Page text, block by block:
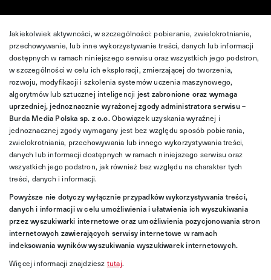
Jakiekolwiek aktywności, w szczególności: pobieranie, zwielokrotnianie,
przechowywanie, lub inne wykorzystywanie treści, danych lub informacji
dostępnych w ramach niniejszego serwisu oraz wszystkich jego podstron,
w szczególności w celu ich eksploracji, zmierzającej do tworzenia,
rozwoju, modyfikacji i szkolenia systemów uczenia maszynowego,
algorytmów lub sztucznej inteligencji jest zabronione oraz wymaga
uprzedniej, jednoznacznie wyrażonej zgody administratora serwisu –
Burda Media Polska sp. z o.o.Obowiązek uzyskania wyraźnej i
jednoznacznej zgody wymagany jest bez względu sposób pobierania,
zwielokrotniania, przechowywania lub innego wykorzystywania treści,
danych lub informacji dostępnych w ramach niniejszego serwisu oraz
wszystkich jego podstron, jak również bez względu na charakter tych
treści, danych i informacji.
Powyższe nie dotyczy wyłącznie przypadków wykorzystywania treści,
danych i informacji w celu umożliwienia i ułatwienia ich wyszukiwania
przez wyszukiwarki internetowe oraz umożliwienia pozycjonowania stron
internetowych zawierających serwisy internetowe w ramach
indeksowania wyników wyszukiwania wyszukiwarek internetowych.
Więcej informacji znajdziesz tutaj.